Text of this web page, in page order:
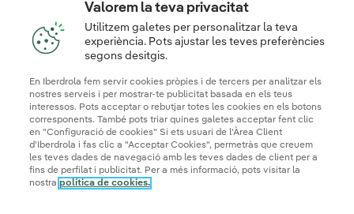
Mapa webInformació legal i Política de cookies
Valorem la teva privacitat
Utilitzem galetes per personalitzar la teva
experiència. Pots ajustar les teves preferències
segons desitgis.
En Iberdrola fem servir cookies pròpies i de tercers per analitzar els
nostres serveis i per mostrar-te publicitat basada en els teus
interessos. Pots acceptar o rebutjar totes les cookies en els botons
corresponents. També pots triar quines galetes acceptar fent clic
en "Configuració de cookies" Si ets usuari de l'Àrea Client
d'Iberdrola i fas clic a "Acceptar Cookies", permetràs que creuem
les teves dades de navegació amb les teves dades de client per a
fins de perfilat i publicitat. Per a més informació, pots visitar la
nostra política de cookies.